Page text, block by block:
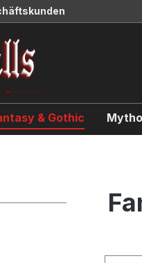
& Gothic